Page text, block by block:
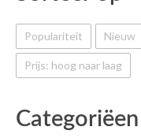
Populariteit Nieuw
Prijs: hoog naar laag
Categoriëen